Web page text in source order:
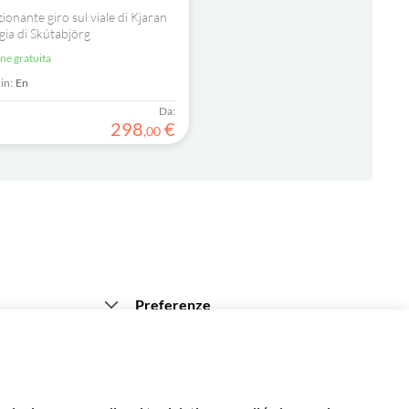
giro sul viale di Kjaran
di Skútabjörg
gratuita
En
Da:
298,00 €
Preferenze